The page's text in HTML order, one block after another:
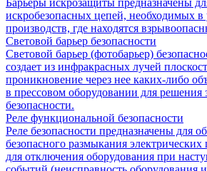
Барьеры искрозащиты предназначены
искробезопасных цепей, необходимых
производств, где находятся
Световой барьер безопасности
Световой барьер (фотобарьер)
создает из инфракрасных лучей
проникновение через нее каких-либо
в прессовом оборудовании для решения
безопасности.
Реле функциональной безопасности
Реле безопасности предназначены для
безопасного размыкания электрических
для отключения оборудования при